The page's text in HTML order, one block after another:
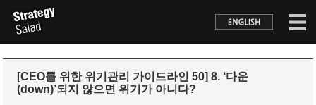
[CEO를 위한 위기관리 가이드라인 50] 8. ‘다운
(down)’되지 않으면 위기가 아니다?